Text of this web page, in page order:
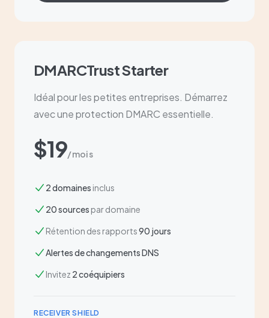
DMARCTrust Starter
Idéal pour les petites entreprises. Démarrez
avec une protection DMARC essentielle.
$19/mois
2 domaines inclus
20 sources par domaine
Rétention des rapports90 jours
Alertes de changements DNS
Invitez 2 coéquipiers
RECEIVER SHIELD